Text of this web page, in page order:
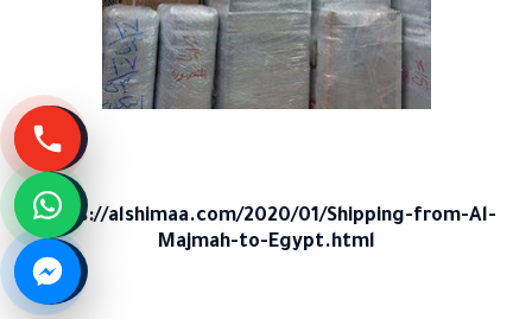
https://alshimaa.com/2020/01/Shipping-from-Al-
Majmah-to-Egypt.html